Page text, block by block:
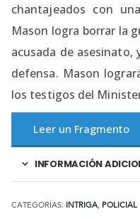
chantajeados con
Mason logra borrar la
acusada de asesinato,
defensa. Mason
los testigos del
Leer un Fragmento
INFORMACIÓN
CATEGORÍAS: INTRIGA, POLICIAL